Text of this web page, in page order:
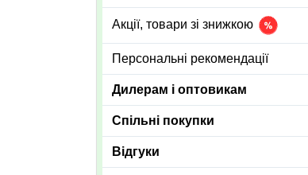
Акції, товари зі знижкою
Персональні рекомендації
Дилерам і оптовикам
Спільні покупки
Відгуки